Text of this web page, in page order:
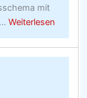
mit
Weiterlesenabout
Bitte